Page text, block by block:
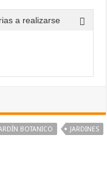
a realizarse
BOTANICO
JARDINES